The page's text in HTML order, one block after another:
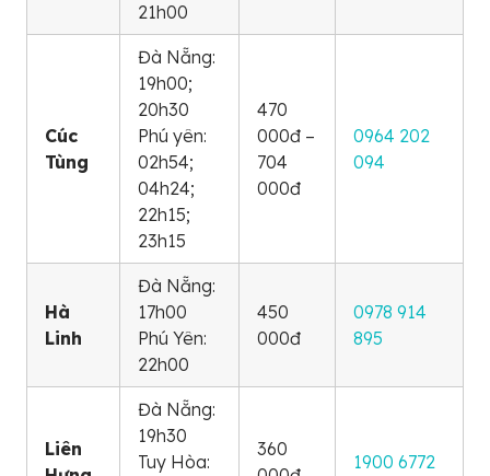
21h00
Cúc
Tùng
Đà Nẵng:
19h00;
20h30
Phú yên:
02h54;
04h24;
22h15;
23h15
470
000đ –
704
000đ
0964 202
094
Hà
Linh
Đà Nẵng:
17h00
Phú Yên:
22h00
450
000đ
0978 914
895
Liên
Đà Nẵng:
19h30
Tuy Hòa:
360
1900 6772